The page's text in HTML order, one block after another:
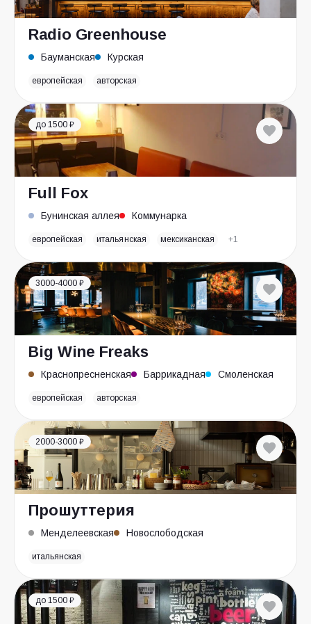
Radio Greenhouse
Бауманская Курская
европейская авторская
до 1500 ₽
Full Fox
Бунинская аллея Коммунарка
европейская итальянская мексиканская +1
3000-4000 ₽
Big Wine Freaks
Краснопресненская Баррикадная Смоленская
европейская авторская
2000-3000 ₽
Прошуттерия
Менделеевская Новослободская
итальянская
до 1500 ₽